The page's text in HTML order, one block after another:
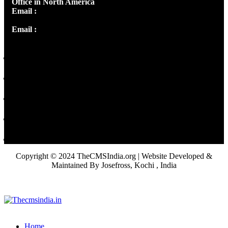
Office in North America
Email :
Email :
Copyright © 2024 TheCMSIndia.org | Website Developed &
Maintained By Josefross, Kochi , India